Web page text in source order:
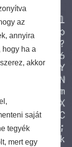
az
annyira
hogy ha a
akkor
saját
tegyék
mert egy